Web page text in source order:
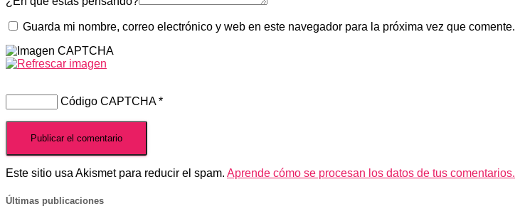
Guarda mi nombre, correo electrónico y web en este navegador para la próxima vez que comente.
Código CAPTCHA*
Este sitio usa Akismet para reducir el spam. Aprende cómo se procesan los datos de tus comentarios.
Últimas publicaciones